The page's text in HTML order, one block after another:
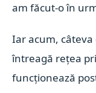
am făcut-o în
Iar acum,
întreagă rețea
funcționează